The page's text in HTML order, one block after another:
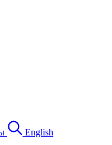
English